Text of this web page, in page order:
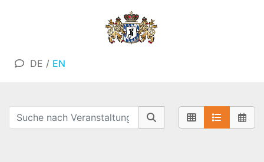
DE / EN